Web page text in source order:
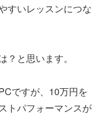
すいレッスンにつな
と思います。
ですが、10万円を
トパフォーマンスが